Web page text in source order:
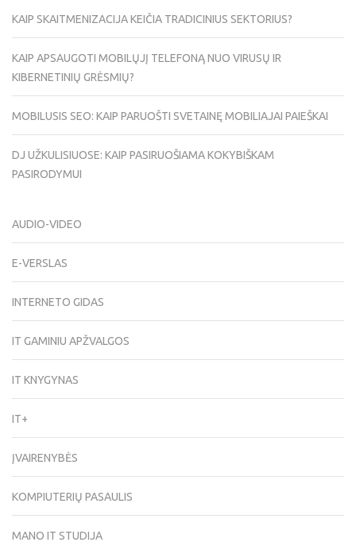
KAIP SKAITMENIZACIJA KEIČIA TRADICINIUS SEKTORIUS?
KAIP APSAUGOTI MOBILŲJĮ TELEFONĄ NUO VIRUSŲ IR
KIBERNETINIŲ GRĖSMIŲ?
MOBILUSIS SEO: KAIP PARUOŠTI SVETAINĘ MOBILIAJAI PAIEŠKAI
DJ UŽKULISIUOSE: KAIP PASIRUOŠIAMA KOKYBIŠKAM
PASIRODYMUI
AUDIO-VIDEO
E-VERSLAS
INTERNETO GIDAS
IT GAMINIU APŽVALGOS
IT KNYGYNAS
IT+
ĮVAIRENYBĖS
KOMPIUTERIŲ PASAULIS
MANO IT STUDIJA